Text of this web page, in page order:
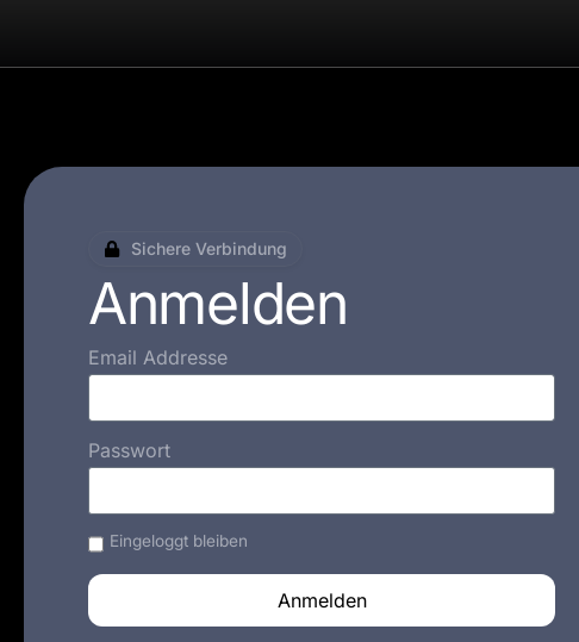
Sichere Verbindung
Anmelden
Email Addresse
Passwort
Eingeloggt bleiben
Anmelden